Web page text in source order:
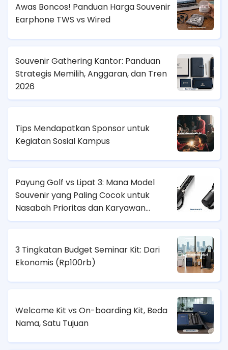
Awas Boncos! Panduan Harga Souvenir
Earphone TWS vs Wired
Souvenir Gathering Kantor: Panduan
Strategis Memilih, Anggaran, dan Tren
2026
Tips Mendapatkan Sponsor untuk
Kegiatan Sosial Kampus
Payung Golf vs Lipat 3: Mana Model
Souvenir yang Paling Cocok untuk
Nasabah Prioritas dan Karyawan
Lapangan?
3 Tingkatan Budget Seminar Kit: Dari
Ekonomis (Rp100rb)
Welcome Kit vs On-boarding Kit, Beda
Nama, Satu Tujuan